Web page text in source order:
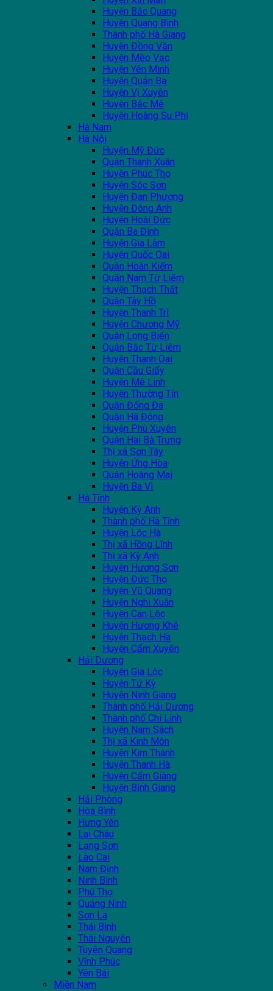
Huyện Bắc Quang
Huyện Quang Bình
Thành phố Hà Giang
Huyện Đồng Văn
Huyện Mèo Vạc
Huyện Yên Minh
Huyện Quản Bạ
Huyện Vị Xuyên
Huyện Bắc Mê
Huyện Hoàng Su Phì
Hà Nam
Hà Nội
Huyện Mỹ Đức
Quận Thanh Xuân
Huyện Phúc Thọ
Huyện Sóc Sơn
Huyện Đan Phượng
Huyện Đông Anh
Huyện Hoài Đức
Quận Ba Đình
Huyện Gia Lâm
Huyện Quốc Oai
Quận Hoàn Kiếm
Quận Nam Từ Liêm
Huyện Thạch Thất
Quận Tây Hồ
Huyện Thanh Trì
Huyện Chương Mỹ
Quận Long Biên
Quận Bắc Từ Liêm
Huyện Thanh Oai
Quận Cầu Giấy
Huyện Mê Linh
Huyện Thường Tín
Quận Đống Đa
Quận Hà Đông
Huyện Phú Xuyên
Quận Hai Bà Trưng
Thị xã Sơn Tây
Huyện Ứng Hòa
Quận Hoàng Mai
Huyện Ba Vì
Hà Tĩnh
Huyện Kỳ Anh
Thành phố Hà Tĩnh
Huyện Lộc Hà
Thị xã Hồng Lĩnh
Thị xã Kỳ Anh
Huyện Hương Sơn
Huyện Đức Thọ
Huyện Vũ Quang
Huyện Nghi Xuân
Huyện Can Lộc
Huyện Hương Khê
Huyện Thạch Hà
Huyện Cẩm Xuyên
Hải Dương
Huyện Gia Lộc
Huyện Tứ Kỳ
Huyện Ninh Giang
Thành phố Hải Dương
Thành phố Chí Linh
Huyện Nam Sách
Thị xã Kinh Môn
Huyện Kim Thành
Huyện Thanh Hà
Huyện Cẩm Giàng
Huyện Bình Giang
Hải Phòng
Hòa Bình
Hưng Yên
Lai Châu
Lạng Sơn
Lào Cai
Nam Định
Ninh Bình
Phú Thọ
Quảng Ninh
Sơn La
Thái Bình
Thái Nguyên
Tuyên Quang
Vĩnh Phúc
Yên Bái
Miền Nam